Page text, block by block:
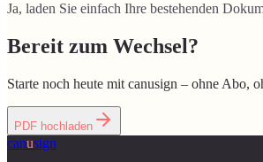
Ja, laden Sie einfach Ihre bestehenden
Bereit zum Wechsel?
Starte noch heute mit canusign – ohne Abo,
PDF hochladen
canusign